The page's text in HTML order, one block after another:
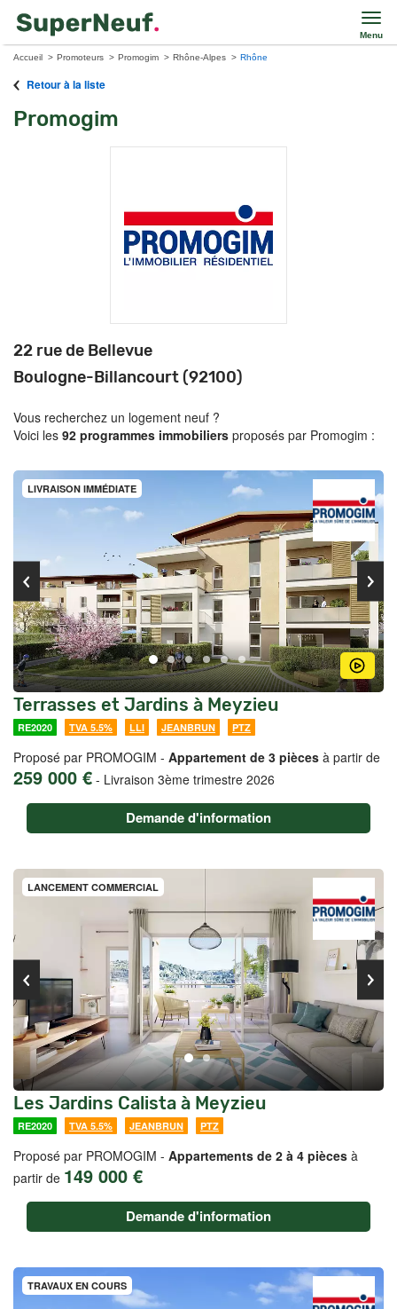
Menu
Accueil Promoteurs Promogim Rhône-Alpes Rhône
Retour à la liste
Promogim
22 rue de Bellevue
Boulogne-Billancourt (92100)
Vous recherchez un logement neuf ?
Voici les 92 programmes immobiliers proposés par Promogim :
LIVRAISON IMMÉDIATE
Terrasses et Jardins à Meyzieu
RE2020 TVA 5.5% LLI JEANBRUN PTZ
Proposé par PROMOGIM - Appartement de 3 pièces à partir de
259 000 € - Livraison 3ème trimestre 2026
Demande d'information
LANCEMENT COMMERCIAL
Les Jardins Calista à Meyzieu
RE2020 TVA 5.5% JEANBRUN PTZ
Proposé par PROMOGIM - Appartements de 2 à 4 pièces à
partir de 149 000 €
Demande d'information
TRAVAUX EN COURS